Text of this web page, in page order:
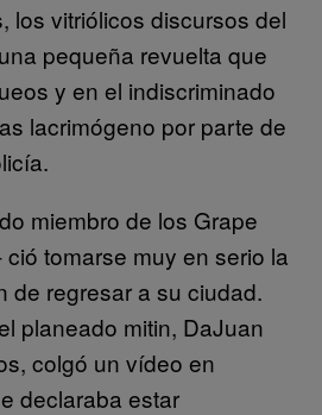
los vitriólicos discursos del
pequeña revuelta que
y en el indiscriminado
lacrimógeno por parte de
miembro de los Grape
tomarse muy en serio la
de regresar a su ciudad.
planeado mitin, DaJuan
colgó un vídeo en
declaraba estar